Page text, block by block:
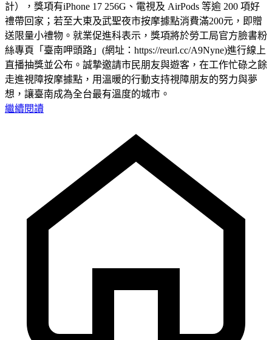
計），獎項有iPhone 17 256G、電視及 AirPods 等逾 200 項好
禮帶回家；若至大東及武聖夜市按摩據點消費滿200元，即贈
送限量小禮物。就業促進科表示，獎項將於勞工局官方臉書粉
絲專頁「臺南呷頭路」(網址：https://reurl.cc/A9Nyne)進行線上
直播抽獎並公布。誠摯邀請市民朋友與遊客，在工作忙碌之餘
走進視障按摩據點，用溫暖的行動支持視障朋友的努力與夢
想，讓臺南成為全台最有溫度的城市。
繼續閱讀